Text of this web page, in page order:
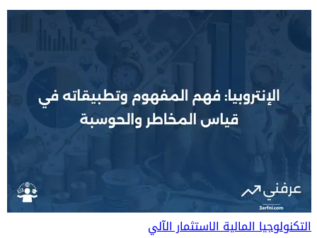
التكنولوجيا الماليةالاستثمار الآلي